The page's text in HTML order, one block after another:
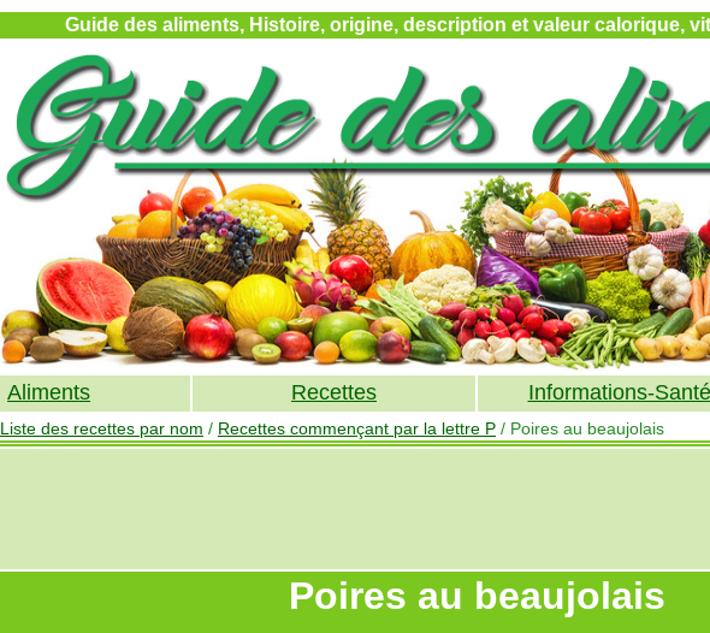
Guide des aliments, Histoire, origine, description et valeur calorique,
Aliments Recettes Informations-Santé
Liste des recettes par nom / Recettes commençant par la lettre P / Poires au beaujolais
Poires au beaujolais